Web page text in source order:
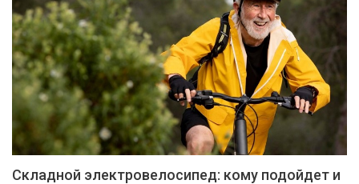
Складной электровелосипед: кому подойдет и